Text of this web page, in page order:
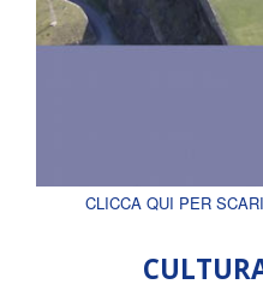
CLICCA QUI PER